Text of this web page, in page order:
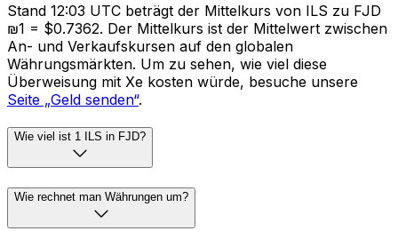
Stand 12:03 UTC beträgt der Mittelkurs von ILS zu FJD
₪1 = $0.7362. Der Mittelkurs ist der Mittelwert zwischen
An- und Verkaufskursen auf den globalen
Währungsmärkten. Um zu sehen, wie viel diese
Überweisung mit Xe kosten würde, besuche unsere
Seite „Geld senden“.
Wie viel ist 1 ILS in FJD?
Wie rechnet man Währungen um?